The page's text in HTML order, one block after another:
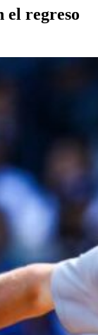
el regreso